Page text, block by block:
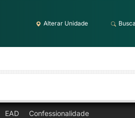
Alterar Unidade
EAD Confessionalidade